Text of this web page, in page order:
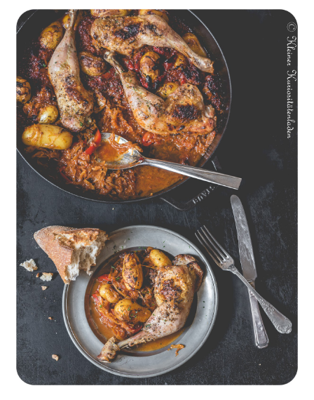
Geschmorte Hähnchenschenkel auf Paprikakraut und kleinen
Kartoffeln